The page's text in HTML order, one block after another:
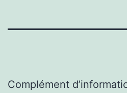
Complément